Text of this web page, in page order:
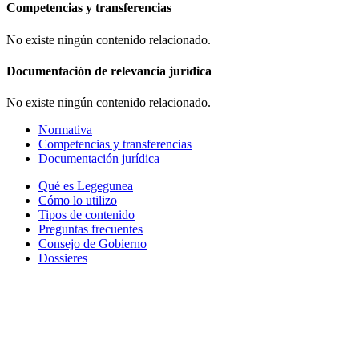
Competencias y transferencias
No existe ningún contenido relacionado.
Documentación de relevancia jurídica
No existe ningún contenido relacionado.
Normativa
Competencias y transferencias
Documentación jurídica
Qué es Legegunea
Cómo lo utilizo
Tipos de contenido
Preguntas frecuentes
Consejo de Gobierno
Dossieres